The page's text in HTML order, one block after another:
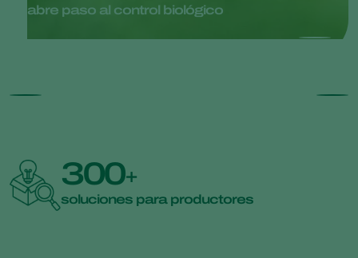
abre paso al control biológico
300+
soluciones para productores